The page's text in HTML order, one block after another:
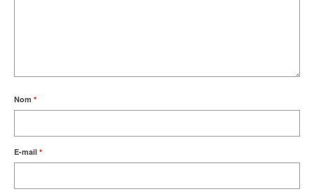
Nom *
E-mail *